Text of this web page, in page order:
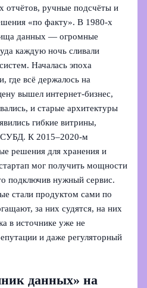
отчётов, ручные подсчёты и
«по факту». В 1980‑х
данных — огромные
каждую ночь сливали
Началась эпоха
где всё держалось на
вышел интернет‑бизнес,
и старые архитектуры
гибкие витрины,
СУБД. К 2015–2020‑м
решения для хранения и
мог получить мощности
подключив нужный сервис.
стали продуктом сами по
за них судятся, на них
в источнике уже не
и даже регуляторный
данных» на